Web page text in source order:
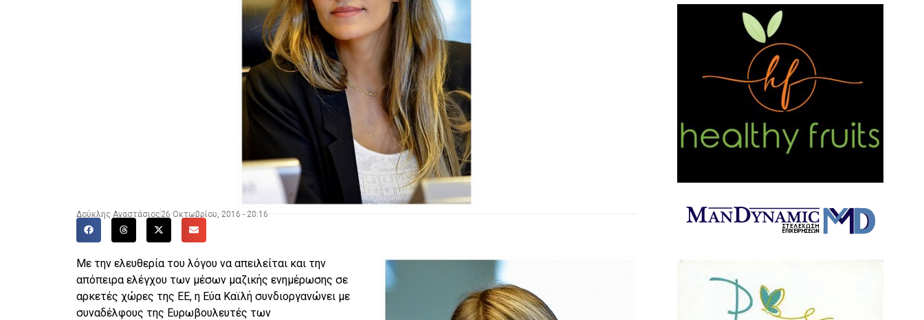
Δούκλης Αναστάσιος 26 Οκτωβρίου, 2016 - 20:16
Με την ελευθερία του λόγου να απειλείται και την
απόπειρα ελέγχου των μέσων μαζικής ενημέρωσης σε
αρκετές χώρες της ΕΕ, η Εύα Καϊλή συνδιοργανώνει με
συναδέλφους της Ευρωβουλευτές των